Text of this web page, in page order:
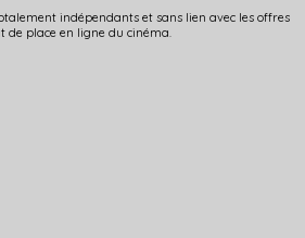
indépendants et sans lien avec les offres
de place en ligne du cinéma.